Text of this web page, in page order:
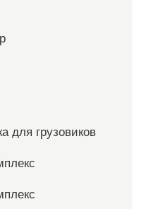
для грузовиков